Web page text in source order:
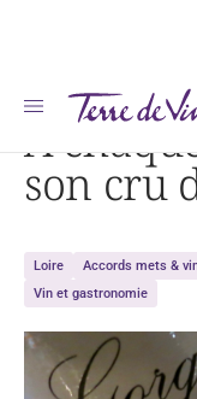
Accueil Dégustation À
À
son cru
Loire Accords mets &
Vin et gastronomie